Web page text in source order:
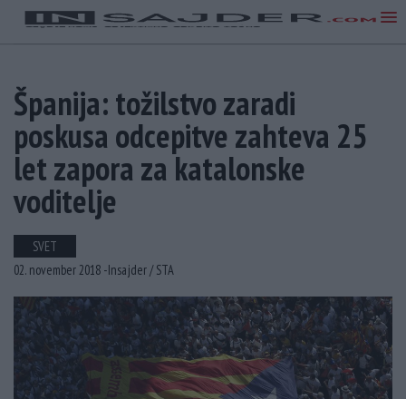
Španija: tožilstvo zaradi
poskusa odcepitve zahteva 25
let zapora za katalonske
voditelje
SVET
02. november 2018 -Insajder /STA